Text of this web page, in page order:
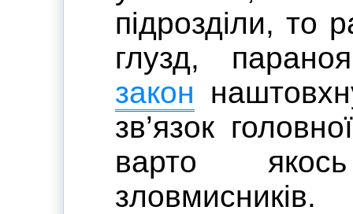
підрозділи, то
глузд,
закон
зв’язок
варто
зловмисників.